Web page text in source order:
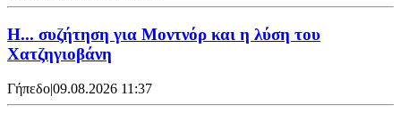
Η... συζήτηση για Μοντνόρ και η λύση του
Χατζηγιοβάνη
Γήπεδο|09.08.2026 11:37